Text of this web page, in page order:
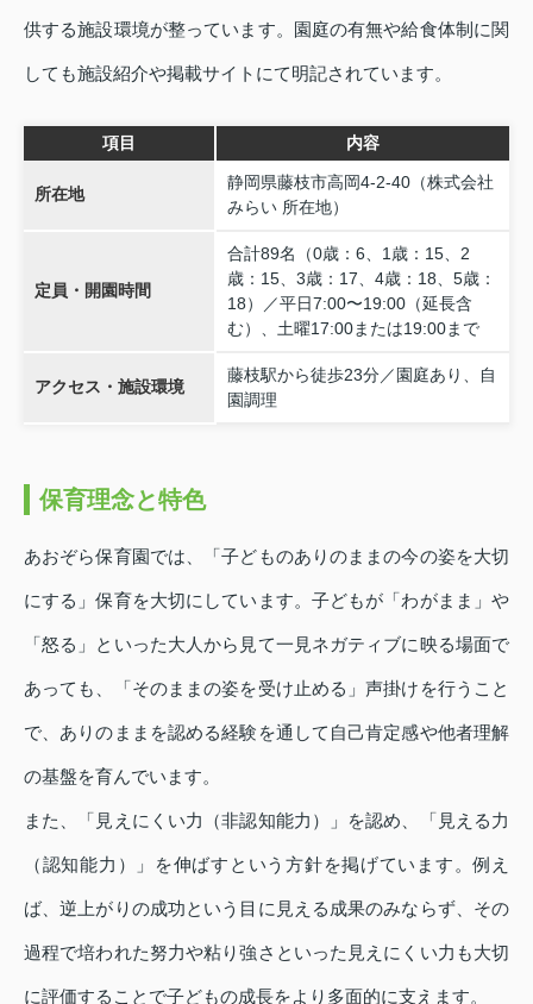
供する施設環境が整っています。園庭の有無や給食体制に関
しても施設紹介や掲載サイトにて明記されています。
項目 内容
所在地
静岡県藤枝市高岡4‑2‑40（株式会社
みらい 所在地）
定員・開園時間
合計89名（0歳：6、1歳：15、2
歳：15、3歳：17、4歳：18、5歳：
18）／平日7:00〜19:00（延長含
む）、土曜17:00または19:00まで
アクセス・施設環境
藤枝駅から徒歩23分／園庭あり、自
園調理
保育理念と特色
あおぞら保育園では、「子どものありのままの今の姿を大切
にする」保育を大切にしています。子どもが「わがまま」や
「怒る」といった大人から見て一見ネガティブに映る場面で
あっても、「そのままの姿を受け止める」声掛けを行うこと
で、ありのままを認める経験を通して自己肯定感や他者理解
の基盤を育んでいます。
また、「見えにくい力（非認知能力）」を認め、「見える力
（認知能力）」を伸ばすという方針を掲げています。例え
ば、逆上がりの成功という目に見える成果のみならず、その
過程で培われた努力や粘り強さといった見えにくい力も大切
に評価することで子どもの成長をより多面的に支えます。